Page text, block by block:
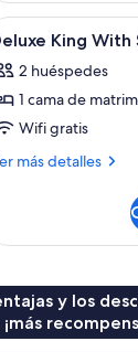
una cama con
7 King With
2 huéspedes
1 cama de
Wifi gratis
más detalles
y los